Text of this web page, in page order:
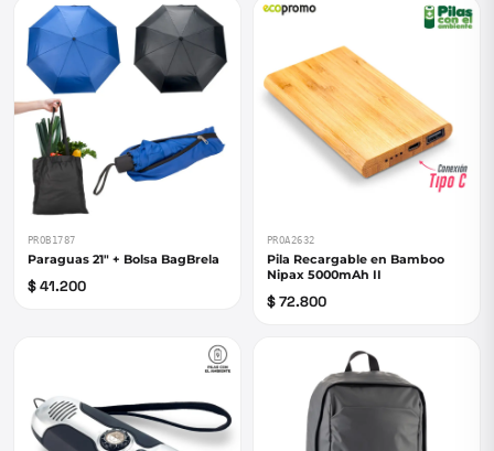
PROB1787
Paraguas 21" + Bolsa BagBrela
$ 41.200
PROA2632
Pila Recargable en Bamboo
Nipax 5000mAh II
$ 72.800